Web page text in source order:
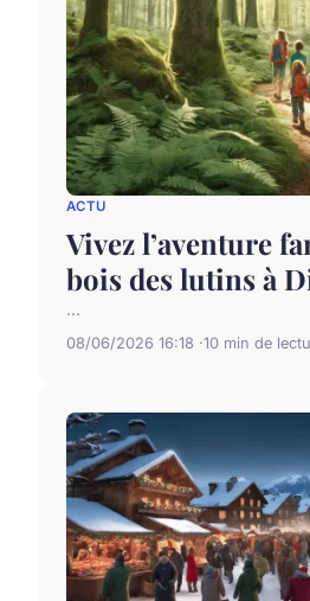
ACTU
Vivez l’aventure
bois des lutins à
...
08/06/2026 16:18 10 min de